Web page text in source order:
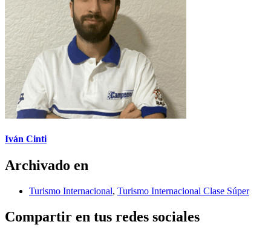
Iván Cinti
Archivado en
Turismo Internacional, Turismo Internacional Clase Súper
Compartir en tus redes sociales